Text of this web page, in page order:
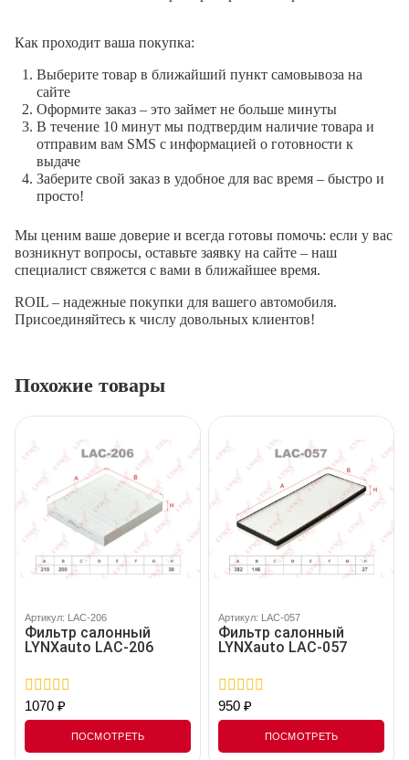
Как проходит ваша покупка:
Выберите товар в ближайший пункт самовывоза на
сайте
Оформите заказ – это займет не больше минуты
В течение 10 минут мы подтвердим наличие товара и
отправим вам SMS с информацией о готовности к
выдаче
Заберите свой заказ в удобное для вас время – быстро и
просто!
Мы ценим ваше доверие и всегда готовы помочь: если у вас
возникнут вопросы, оставьте заявку на сайте – наш
специалист свяжется с вами в ближайшее время.
ROIL – надежные покупки для вашего автомобиля.
Присоединяйтесь к числу довольных клиентов!
Похожие товары
Артикул: LAC-206
Фильтр салонный
LYNXauto LAC-206
0
out
5
1070 ₽
ПОСМОТРЕТЬ
Артикул: LAC-057
Фильтр салонный
LYNXauto LAC-057
0
out
5
950 ₽
ПОСМОТРЕТЬ